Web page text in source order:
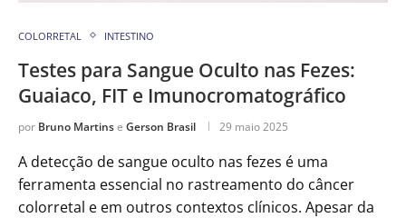
COLORRETAL INTESTINO
Testes para Sangue Oculto nas Fezes:
Guaiaco, FIT e Imunocromatográfico
por Bruno Martinse Gerson Brasil 29 maio 2025
A detecção de sangue oculto nas fezes é uma
ferramenta essencial no rastreamento do câncer
colorretal e em outros contextos clínicos. Apesar da